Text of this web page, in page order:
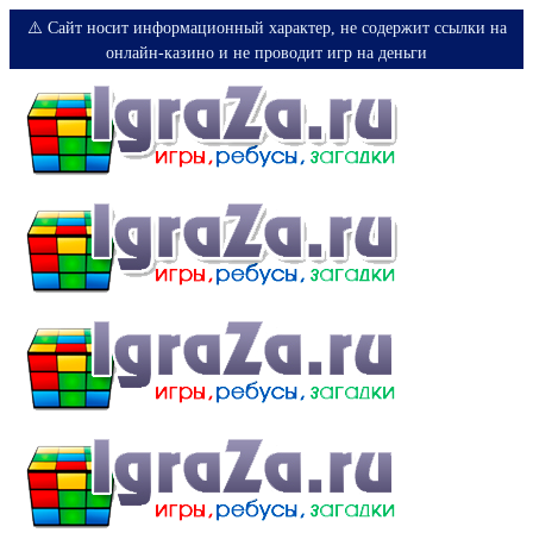
⚠️ Сайт носит информационный характер, не содержит ссылки на
онлайн-казино и не проводит игр на деньги